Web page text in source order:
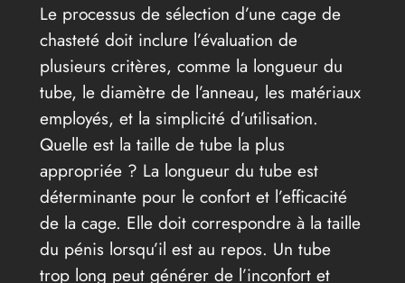
Le processus de sélection d’une cage de
chasteté doit inclure l’évaluation de
plusieurs critères, comme la longueur du
tube, le diamètre de l’anneau, les matériaux
employés, et la simplicité d’utilisation.
Quelle est la taille de tube la plus
appropriée ? La longueur du tube est
déterminante pour le confort et l’efficacité
de la cage. Elle doit correspondre à la taille
du pénis lorsqu’il est au repos. Un tube
trop long peut générer de l’inconfort et